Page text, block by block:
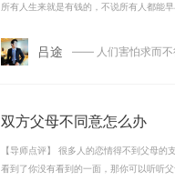
所有人生来就是有钱的，不说所有人都能
吕途 —— 人们害怕求而不
双方父母不同意怎么办
【导师点评】 很多人的恋情得不到父母
看到了你没有看到的一面，那你可以听听